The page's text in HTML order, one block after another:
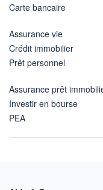
Carte bancaire
Assurance vie
Crédit immobilier
Prêt personnel
Assurance prêt
Investir en bourse
PEA